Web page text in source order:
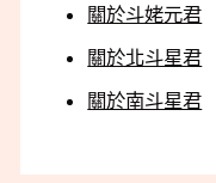
關於斗姥元君
關於北斗星君
關於南斗星君